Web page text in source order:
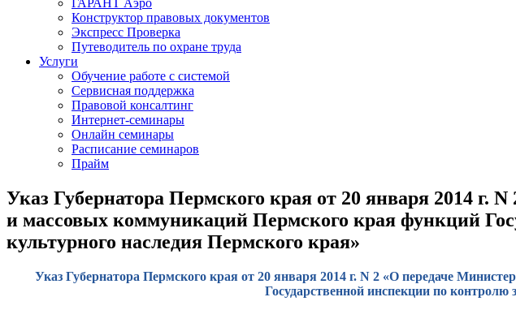
ГАРАНТ Аэро
Конструктор правовых документов
Экспресс Проверка
Путеводитель по охране труда
Услуги
Обучение работе с системой
Сервисная поддержка
Правовой консалтинг
Интернет-семинары
Онлайн семинары
Расписание семинаров
Прайм
Указ Губернатора Пермского края от 20 января 2014
и массовых коммуникаций Пермского края функций
культурного наследия Пермского края»
Указ Губернатора Пермского края от 20 января 2014 г. N 2 «О передаче
Государственной инспекции по контролю